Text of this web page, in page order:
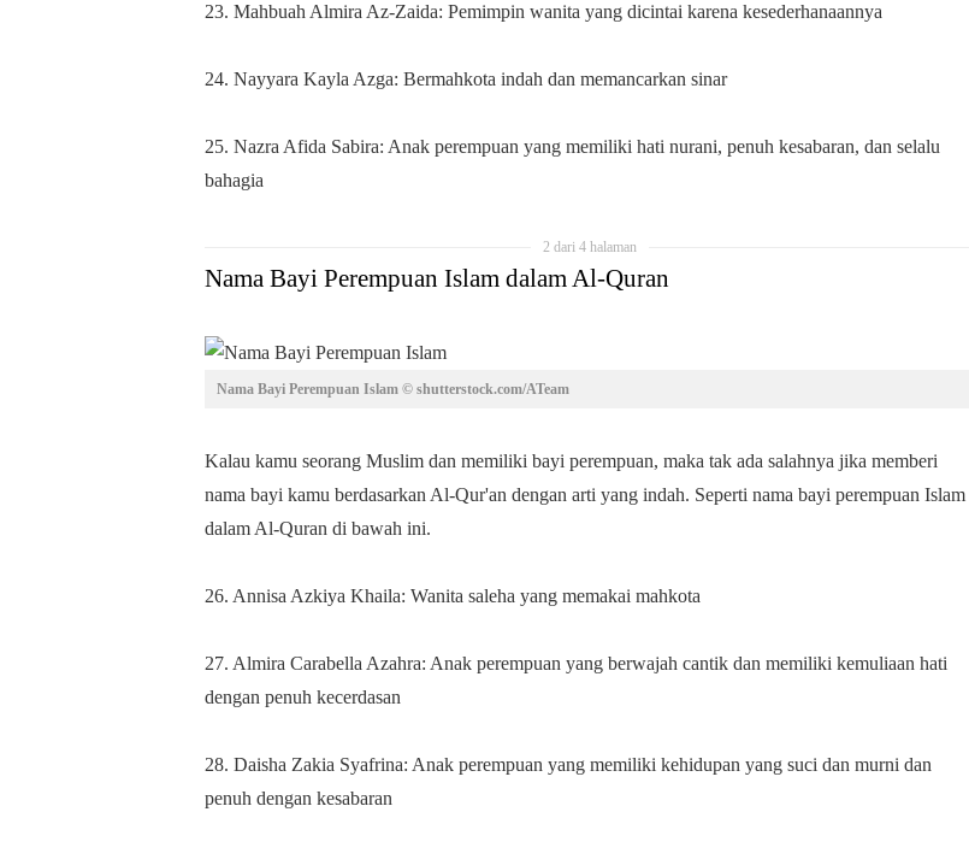
23. Mahbuah Almira Az-Zaida: Pemimpin wanita yang dicintai karena kesederhanaannya
24. Nayyara Kayla Azga: Bermahkota indah dan memancarkan sinar
25. Nazra Afida Sabira: Anak perempuan yang memiliki hati nurani, penuh kesabaran, dan selalu
bahagia
2 dari 4 halaman
Nama Bayi Perempuan Islam dalam Al-Quran
Nama Bayi Perempuan Islam © shutterstock.com/ATeam
Kalau kamu seorang Muslim dan memiliki bayi perempuan, maka tak ada salahnya jika memberi
nama bayi kamu berdasarkan Al-Qur'an dengan arti yang indah. Seperti nama bayi perempuan Islam
dalam Al-Quran di bawah ini.
26. Annisa Azkiya Khaila: Wanita saleha yang memakai mahkota
27. Almira Carabella Azahra: Anak perempuan yang berwajah cantik dan memiliki kemuliaan hati
dengan penuh kecerdasan
28. Daisha Zakia Syafrina: Anak perempuan yang memiliki kehidupan yang suci dan murni dan
penuh dengan kesabaran